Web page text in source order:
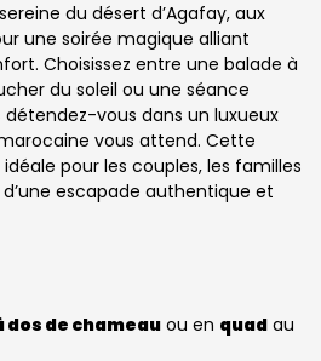
du désert d’Agafay, aux
une soirée magique alliant
Choisissez entre une balade à
du soleil ou une séance
détendez-vous dans un luxueux
vous attend. Cette
pour les couples, les familles
escapade authentique et
dos de chameauou en quadau